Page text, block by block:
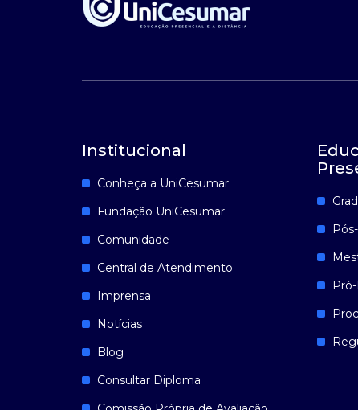
Institucional
Conheça a UniCesumar
Fundação UniCesumar
Comunidade
Central de Atendimento
Imprensa
Notícias
Blog
Consultar Diploma